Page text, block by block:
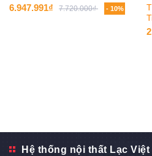
6.947.991₫ 7.720.000₫ - 10%
Hệ thống nội thất Lạc Việt